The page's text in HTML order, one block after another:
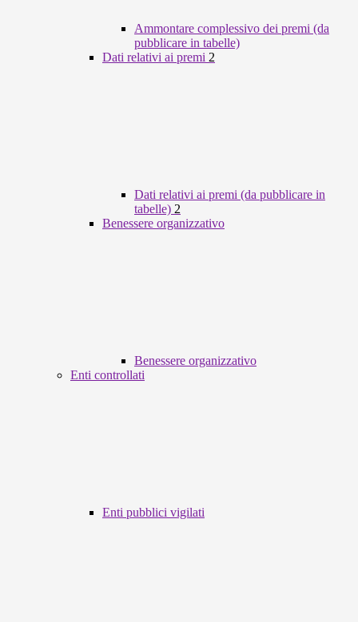
Ammontare complessivo dei premi (da
pubblicare in tabelle)
Dati relativi ai premi 2
Dati relativi ai premi (da pubblicare in
tabelle) 2
Benessere organizzativo
Benessere organizzativo
Enti controllati
Enti pubblici vigilati